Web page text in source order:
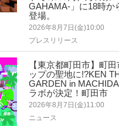
GAHAMA-」に18時か
登場。
2026年8月7日(金)10:00
プレスリリース
【東京都町田市】町
ップの聖地に!?KEN
GARDEN in
ラボが決定！町田市
2026年8月7日(金)11:00
ニュース